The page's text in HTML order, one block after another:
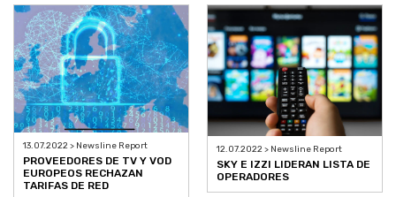
13.07.2022 > Newsline Report
PROVEEDORES DE TV Y VOD
EUROPEOS RECHAZAN
TARIFAS DE RED
12.07.2022 > Newsline Report
SKY E IZZI LIDERAN LISTA DE
OPERADORES